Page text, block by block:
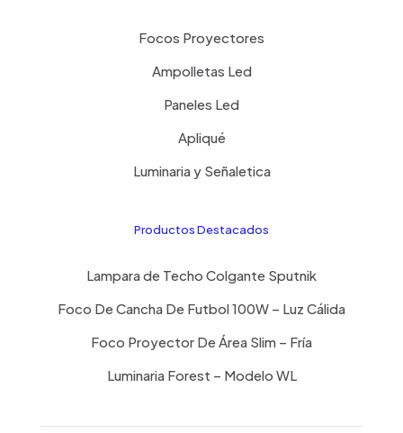
Focos Proyectores
Ampolletas Led
Paneles Led
Apliqué
Luminaria y Señaletica
Productos Destacados
Lampara de Techo Colgante Sputnik
Foco De Cancha De Futbol 100W – Luz Cálida
Foco Proyector De Área Slim – Fría
Luminaria Forest – Modelo WL